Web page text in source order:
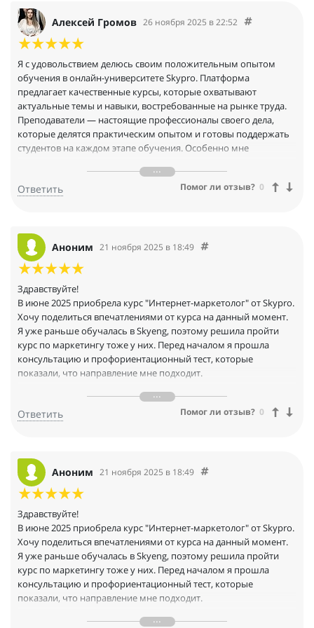
и находить лучшие решения.
Обучение было сложным, но интересным. Теория сразу
подкреплялась практикой, а финальный проект стал
полноценным кейсом для моего портфолио. Спасибо за
структурированные знания. Рекомендую Skypro как
платформу, где действительно заботятся о результате каждого
студента.
Алексей Громов 26 ноября 2025 в 22:52
Я с удовольствием делюсь своим положительным опытом
обучения в онлайн-университете Skypro. Платформа
предлагает качественные курсы, которые охватывают
актуальные темы и навыки, востребованные на рынке труда.
Преподаватели — настоящие профессионалы своего дела,
которые делятся практическим опытом и готовы поддержать
студентов на каждом этапе обучения. Особенно мне
включают интерактивные задания, что позволяет закрепить
полученные знания на практике. Также стоит отметить
Ответить Помог ли отзыв? 0
Аноним 21 ноября 2025 в 18:49
Здравствуйте!
В июне 2025 приобрела курс "Интернет-маркетолог" от Skypro.
Хочу поделиться впечатлениями от курса на данный момент.
Я уже раньше обучалась в Skyeng, поэтому решила пройти
курс по маркетингу тоже у них. Перед началом я прошла
консультацию и профориентационный тест, которые
показали, что направление мне подходит.
Обучение разделено на модули, в каждом модуле по 5-7
видеоуроков. 2-3 раза за 1 модуль проводятся практические
урока). На одну домашку дается примерно 5 дней.
Платформа удобна в использовании, видео сняты качественно.
Нравится как объясняют материал, все подробно, с
примерами и реальными кейсами. Единственное, что можно
было бы добавить - мобильное приложение, так как иногда
мне нужно было смотреть уроки с телефона.
За время обучения я успела выполнить одну курсовую и
несколько практических работ. Проверяют всегда быстро и
дают очень подробную обратную связь. Также при
выполнении ДЗ можно задать любой вопрос в чат после
каждого урока или записаться на консультацию с
За пять месяцев я вижу реальный прогресс: вспомнила
Ответить Помог ли отзыв? 0
Аноним 21 ноября 2025 в 18:49
Здравствуйте!
В июне 2025 приобрела курс "Интернет-маркетолог" от Skypro.
Хочу поделиться впечатлениями от курса на данный момент.
Я уже раньше обучалась в Skyeng, поэтому решила пройти
курс по маркетингу тоже у них. Перед началом я прошла
консультацию и профориентационный тест, которые
показали, что направление мне подходит.